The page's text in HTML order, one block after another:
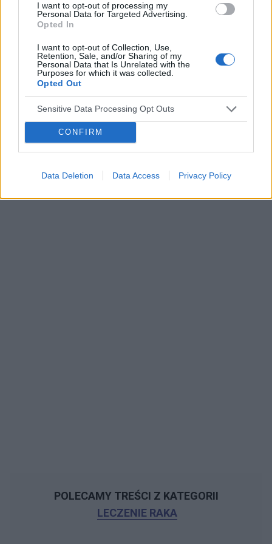
I want to opt-out of processing my
Personal Data for Targeted Advertising.
Opted In
I want to opt-out of Collection, Use,
Retention, Sale, and/or Sharing of my
Personal Data that Is Unrelated with the
Purposes for which it was collected.
Opted Out
Sensitive Data Processing Opt Outs
CONFIRM
Data Deletion Data Access Privacy Policy
Reklama:
POLECAMY TREŚCI Z KATEGORII
LECZENIE RAKA